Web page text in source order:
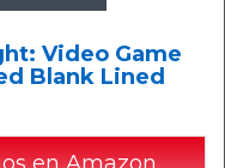
Video Game
Blank Lined